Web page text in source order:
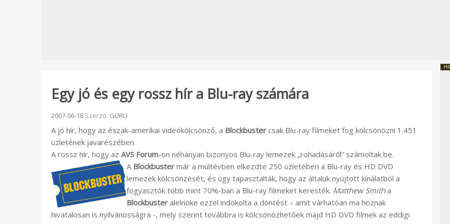
Egy jó és egy rossz hír a Blu-ray számára
Beküldve:
2007-06-18 Szerző: GURU
A jó hír, hogy az észak-amerikai videókölcsönző, a Blockbuster csak Blu-ray filmeket fog kölcsönözni 1.451
üzletének javarészében.
A rossz hír, hogy az AVS Forum-on néhányan bizonyos Blu-ray lemezek „rohadásáról” számoltak be.
A Blockbuster már a múltévben elkezdte 250 üzletében a Blu-ray és HD DVD
lemezek kölcsönzését, és úgy tapasztalták, hogy az általuk nyújtott kínálatból a
fogyasztók több mint 70%-ban a Blu-ray filmeket keresték. Matthew Smitha
Blockbuster alelnöke ezzel indokolta a döntést – amit várhatóan ma hoznak
hivatalosan is nyilvánosságra -, mely szerint továbbra is kölcsönözhetőek majd HD DVD filmek az eddigi